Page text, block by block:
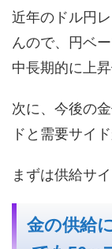
近年のドル円
んので、円ベ
中長期的に上
次に、今後の
ドと需要サイ
まずは供給サイ
金の供給